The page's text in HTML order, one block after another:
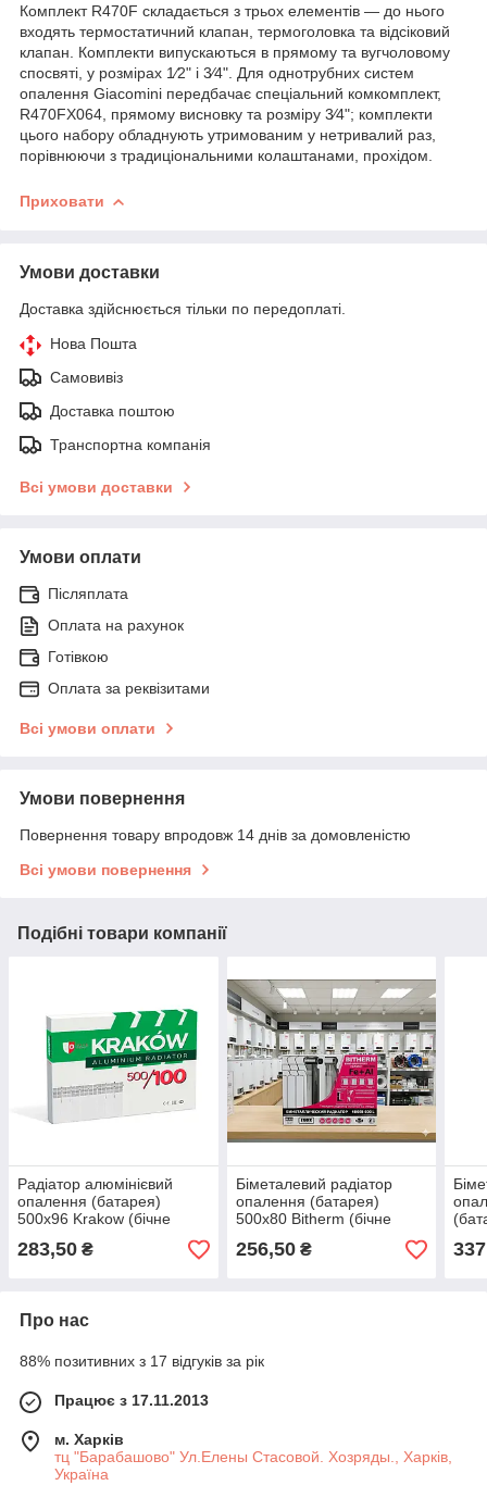
Комплект R470F складається з трьох елементів — до нього
входять термостатичний клапан, термоголовка та відсіковий
клапан. Комплекти випускаються в прямому та вугчоловому
спосвяті, у розмірах 1⁄2" і 3⁄4". Для однотрубних систем
опалення Giacomini передбачає спеціальний комкомплект,
R470FX064, прямому висновку та розміру 3⁄4"; комплекти
цього набору обладнують утримованим у нетривалий раз,
порівнюючи з традиціональними колаштанами, прохідом.
Приховати
Умови доставки
Доставка здійснюється тільки по передоплаті.
Нова Пошта
Самовивіз
Доставка поштою
Транспортна компанія
Всі умови доставки
Умови оплати
Післяплата
Оплата на рахунок
Готівкою
Оплата за реквізитами
Всі умови оплати
Умови повернення
Повернення товару впродовж 14 днів за домовленістю
Всі умови повернення
Подібні товари компанії
Радіатор алюмінієвий
опалення (батарея)
500x96 Krakow (бічне
283,50 ₴
Біметалевий радіатор
опалення (батарея)
500x80 Bitherm (бічне
256,50₴
Про нас
88% позитивних з 17 відгуків за рік
Працює з 17.11.2013
м. Харків
тц "Барабашово" Ул.Елены Стасовой. Хозряды., Харків,
Україна